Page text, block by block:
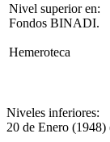
Nivel superior en:
Fondos BINADI.
Hemeroteca
Niveles inferiores:
20 de Enero (1948)